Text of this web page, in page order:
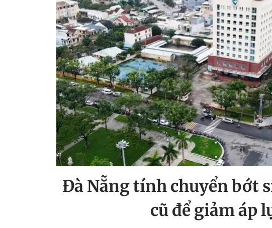
Đà Nẵng tính chuyển bớt
cũ để giảm áp